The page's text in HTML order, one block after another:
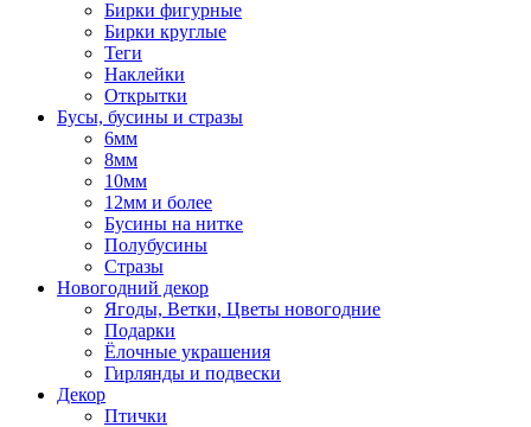
Бирки фигурные
Бирки круглые
Теги
Наклейки
Открытки
Бусы, бусины и стразы
6мм
8мм
10мм
12мм и более
Бусины на нитке
Полубусины
Стразы
Новогодний декор
Ягоды, Ветки, Цветы новогодние
Подарки
Ёлочные украшения
Гирлянды и подвески
Декор
Птички